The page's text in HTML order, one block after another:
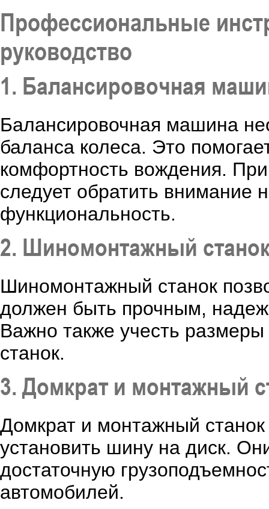
Профессиональные
руководство
1. Балансировочная
Балансировочная машина
баланса колеса. Это
комфортность вождения.
следует обратить внимание
функциональность.
2. Шиномонтажный
Шиномонтажный станок
должен быть прочным,
Важно также учесть
станок.
3. Домкрат и монтажный
Домкрат и монтажный
установить шину на диск.
достаточную
автомобилей.